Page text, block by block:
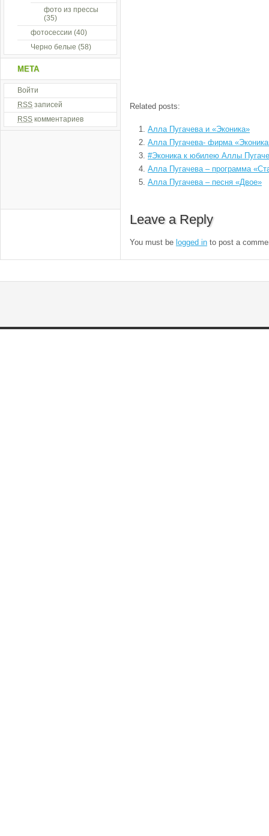
Related posts:
Алла Пугачева и «Эконика»
Алла Пугачева- фирма
#Эконика к юбилею Аллы
Алла Пугачева – программа
Алла Пугачева – песня «Двое»
Leave a Reply
You must be logged in to post a
фото из прессы
(35)
фотосессии (40)
Черно белые (58)
МЕТА
Войти
RSS записей
RSS комментариев